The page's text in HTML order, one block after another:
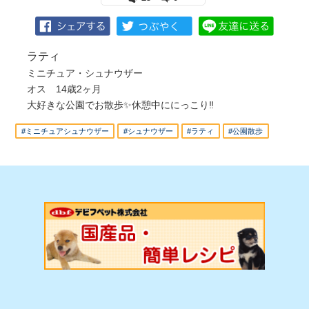
ラティ
ミニチュア・シュナウザー
オス 14歳2ヶ月
大好きな公園でお散歩✨休憩中ににっこり‼
#ミニチュアシュナウザー #シュナウザー #ラティ #公園散歩